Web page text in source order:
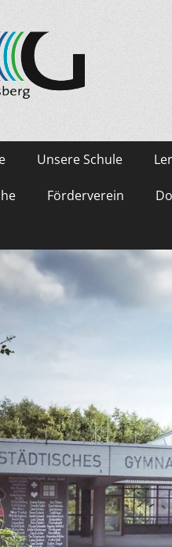
Unsere Schule
Förderverein